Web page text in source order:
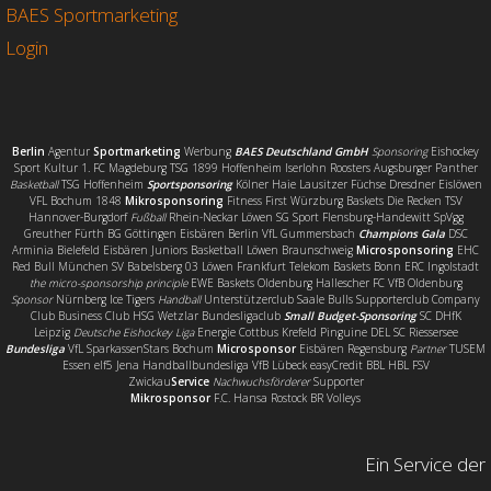
o
k
r
BAES Sportmarketing
Login
Berlin Agentur Sportmarketing Werbung BAES Deutschland GmbH SponsoringEishockey
Sport Kultur 1. FC Magdeburg TSG 1899 Hoffenheim Iserlohn Roosters Augsburger Panther
BasketballTSG Hoffenheim SportsponsoringKölner Haie Lausitzer Füchse Dresdner Eislöwen
VFL Bochum 1848 Mikrosponsoring Fitness First Würzburg Baskets Die Recken TSV
Hannover-Burgdorf FußballRhein-Neckar Löwen SG Sport Flensburg-Handewitt SpVgg
Greuther Fürth BG Göttingen Eisbären Berlin VfL Gummersbach Champions GalaDSC
Arminia Bielefeld Eisbären Juniors Basketball Löwen Braunschweig Microsponsoring EHC
Red Bull München SV Babelsberg 03 Löwen Frankfurt Telekom Baskets Bonn ERC Ingolstadt
the micro-sponsorship principleEWE Baskets Oldenburg Hallescher FC VfB Oldenburg
SponsorNürnberg Ice Tigers HandballUnterstützerclub Saale Bulls Supporterclub Company
Club Business Club HSG Wetzlar Bundesligaclub Small Budget-SponsoringSC DHfK
Leipzig Deutsche Eishockey LigaEnergie Cottbus Krefeld Pinguine DEL SC Riessersee
Bundesliga VfL SparkassenStars Bochum MicrosponsorEisbären Regensburg PartnerTUSEM
Essen elf5 Jena Handballbundesliga VfB Lübeck easyCredit BBL HBL FSV
ZwickauService NachwuchsfördererSupporter
MikrosponsorF.C. Hansa Rostock BR Volleys
Ein Service der